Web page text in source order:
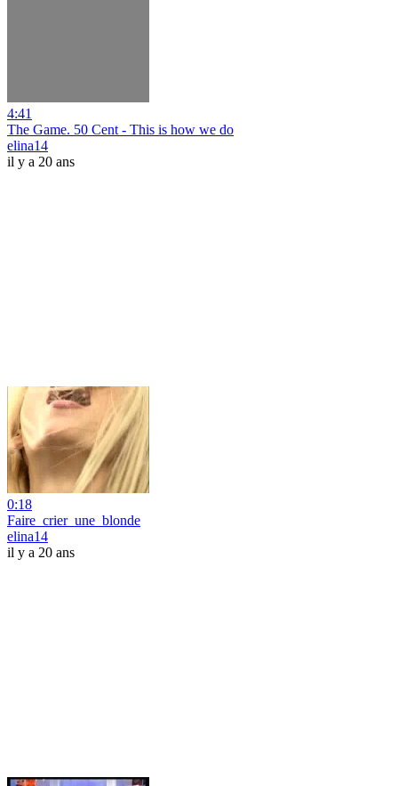
4:41
The Game. 50 Cent - This is how we do
elina14
il y a 20 ans
0:18
Faire_crier_une_blonde
elina14
il y a 20 ans